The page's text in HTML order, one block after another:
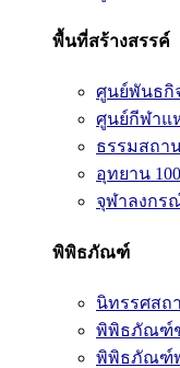
พื้นที่สร้างสรรค์
ศูนย์พันธกิ
ศูนย์กีฬาแ
ธรรมสถา
อุทยาน
จุฬาลงกร
พิพิธภัณฑ์
นิทรรศสถ
พิพิธภัณฑ์
พิพิธภัณฑ์